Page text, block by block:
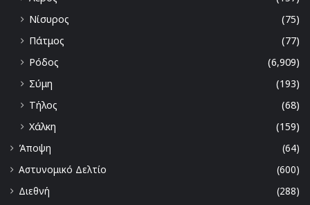
Νίσυρος
(75)
Πάτμος
(77)
Ρόδος
(6,909)
Σύμη
(193)
Τήλος
(68)
Χάλκη
(159)
Άποψη
(64)
Αστυνομικό Δελτίο
(600)
Διεθνή
(288)